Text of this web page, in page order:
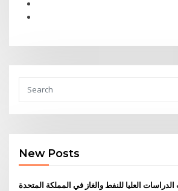
New Posts
العليا للنفط والغاز في المملكة المتحدة